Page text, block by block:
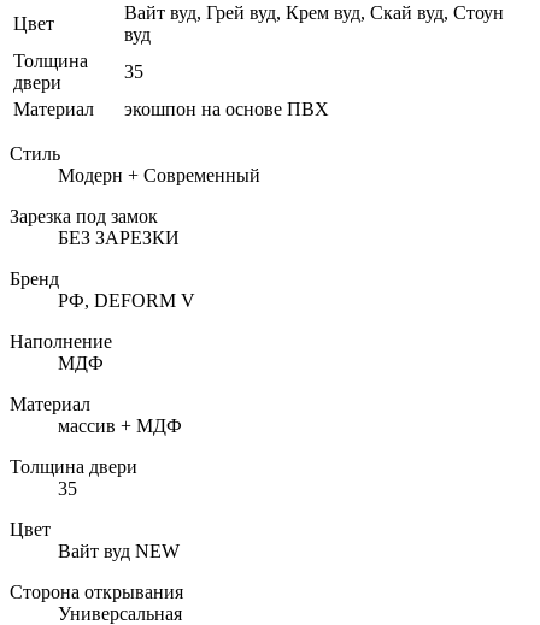
Цвет
Вайт вуд, Грей вуд, Крем вуд, Скай вуд, Стоун
вуд
Толщина
двери
35
Материал
экошпон на основе ПВХ
Стиль
Модерн + Современный
Зарезка под замок
БЕЗ ЗАРЕЗКИ
Бренд
РФ, DEFORM V
Наполнение
МДФ
Материал
массив + МДФ
Толщина двери
35
Цвет
Вайт вуд NEW
Сторона открывания
Универсальная